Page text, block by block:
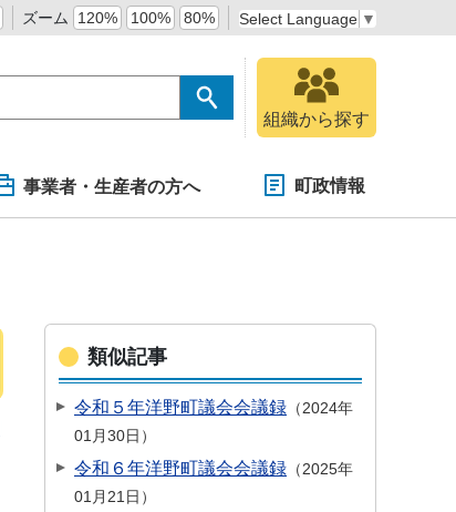
ズーム 120% 100% 80% Select Language ▼
組織から探す
事業者・生産者の方へ 町政情報
類似記事
令和５年洋野町議会会議録
2024年
01月30日
令和６年洋野町議会会議録
2025年
01月21日